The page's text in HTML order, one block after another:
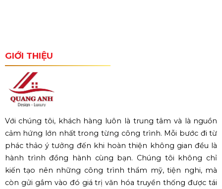
GIỚI THIỆU
Với chúng tôi, khách hàng luôn là trung tâm và là nguồn
cảm hứng lớn nhất trong từng công trình. Mỗi bước đi từ
phác thảo ý tưởng đến khi hoàn thiện không gian đều là
hành trình đồng hành cùng bạn. Chúng tôi không chỉ
kiến tạo nên những công trình thẩm mỹ, tiện nghi, mà
còn gửi gắm vào đó giá trị văn hóa truyền thống được tái